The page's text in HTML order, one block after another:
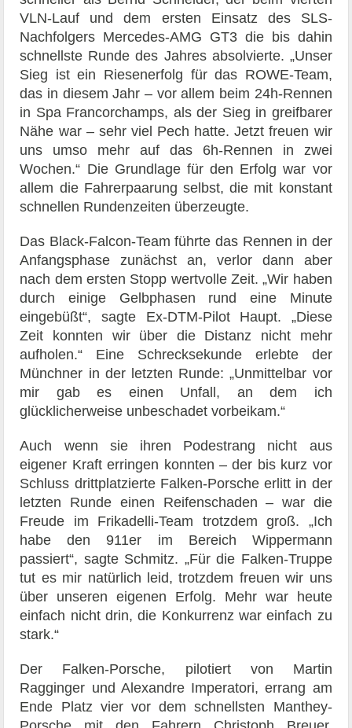
VLN-Lauf und dem ersten Einsatz des SLS-
Nachfolgers Mercedes-AMG GT3 die bis dahin
schnellste Runde des Jahres absolvierte. „Unser
Sieg ist ein Riesenerfolg für das ROWE-Team,
das in diesem Jahr – vor allem beim 24h-Rennen
in Spa Francorchamps, als der Sieg in greifbarer
Nähe war – sehr viel Pech hatte. Jetzt freuen wir
uns umso mehr auf das 6h-Rennen in zwei
Wochen.“ Die Grundlage für den Erfolg war vor
allem die Fahrerpaarung selbst, die mit konstant
schnellen Rundenzeiten überzeugte.
Das Black-Falcon-Team führte das Rennen in der
Anfangsphase zunächst an, verlor dann aber
nach dem ersten Stopp wertvolle Zeit. „Wir haben
durch einige Gelbphasen rund eine Minute
eingebüßt“, sagte Ex-DTM-Pilot Haupt. „Diese
Zeit konnten wir über die Distanz nicht mehr
aufholen.“ Eine Schrecksekunde erlebte der
Münchner in der letzten Runde: „Unmittelbar vor
mir gab es einen Unfall, an dem ich
glücklicherweise unbeschadet vorbeikam.“
Auch wenn sie ihren Podestrang nicht aus
eigener Kraft erringen konnten – der bis kurz vor
Schluss drittplatzierte Falken-Porsche erlitt in der
letzten Runde einen Reifenschaden – war die
Freude im Frikadelli-Team trotzdem groß. „Ich
habe den 911er im Bereich Wippermann
passiert“, sagte Schmitz. „Für die Falken-Truppe
tut es mir natürlich leid, trotzdem freuen wir uns
über unseren eigenen Erfolg. Mehr war heute
einfach nicht drin, die Konkurrenz war einfach zu
stark.“
Der Falken-Porsche, pilotiert von Martin
Ragginger und Alexandre Imperatori, errang am
Ende Platz vier vor dem schnellsten Manthey-